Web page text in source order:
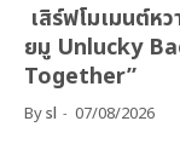
เสิร์ฟโมเมนต์ห
ยมู Unlucky
Together”
Bysl 07/08/2026